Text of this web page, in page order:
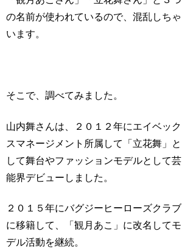
の名前が使われているので、混乱しちゃ
います。
そこで、調べてみました。
山内舞さんは、２０１２年にエイベック
スマネージメント所属して「立花舞」と
して舞台やファッションモデルとして芸
能界デビューしました。
２０１５年にバグジーヒーローズクラブ
に移籍して、「観月あこ」に改名してモ
デル活動を継続。